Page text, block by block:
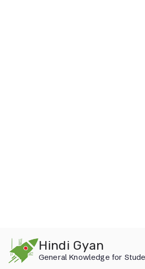
content
Hindi Gyan
General Knowledge for